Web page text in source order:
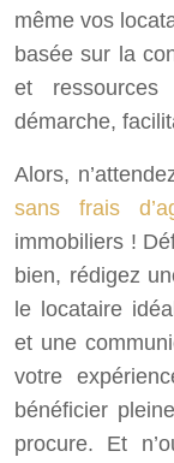
même vos
basée sur la
et ressources
démarche,
Alors,
sans frais
immobiliers !
bien, rédigez
le locataire
et une
votre
bénéficier
procure. Et